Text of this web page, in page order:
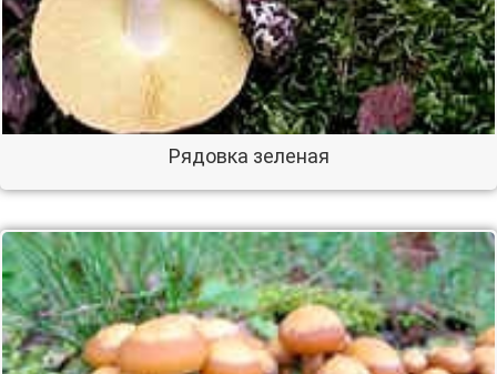
Рядовка зеленая